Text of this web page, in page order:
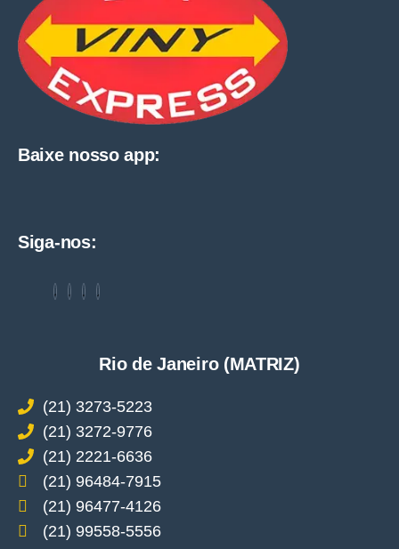
Baixe nosso app:
Siga-nos:
Rio de Janeiro (MATRIZ)
(21) 3273-5223
(21) 3272-9776
(21) 2221-6636
(21) 96484-7915
(21) 96477-4126
(21) 99558-5556